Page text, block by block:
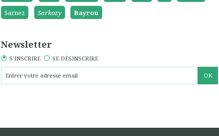
Sarnez
Sarkozy Bayrou
Newsletter
S'INSCRIRE SE DÉSINSCRIRE